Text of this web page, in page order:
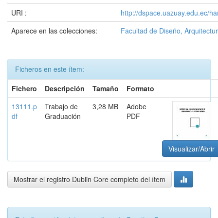
URI :
http://dspace.uazuay.edu.ec/
Aparece en las colecciones:
Facultad de Diseño,
Ficheros en este ítem:
Fichero
Descripción Tamaño
Formato
13111.p
df
Trabajo de
Graduación
3,28 MB
Adobe
PDF
Visualizar/Abrir
Mostrar el registro Dublin Core completo del ítem